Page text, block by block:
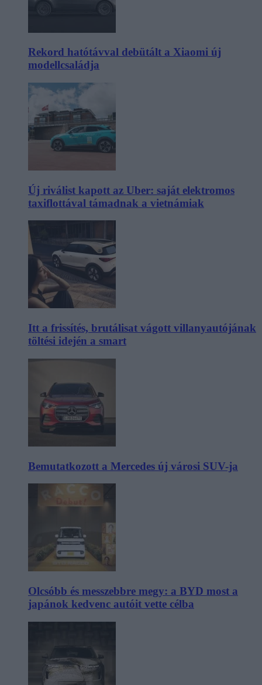
Rekord hatótávval debütált a Xiaomi új
modellcsaládja
Új riválist kapott az Uber: saját elektromos
taxiflottával támadnak a vietnámiak
Itt a frissítés, brutálisat vágott villanyautójának
töltési idején a smart
Bemutatkozott a Mercedes új városi SUV-ja
Olcsóbb és messzebbre megy: a BYD most a
japánok kedvenc autóit vette célba